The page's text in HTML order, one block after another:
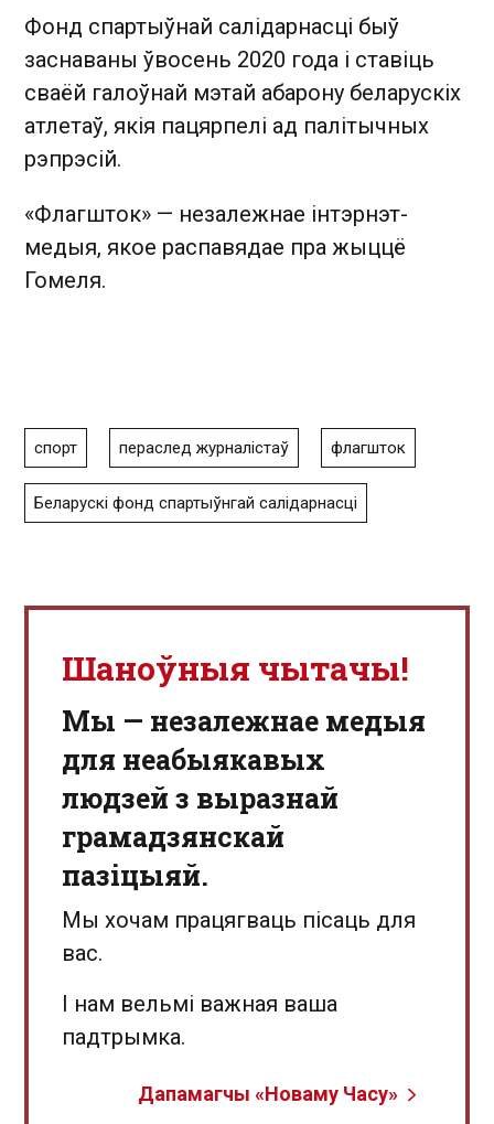
Фонд спартыўнай салідарнасці быў
заснаваны ўвосень 2020 года і ставіць
сваёй галоўнай мэтай абарону беларускіх
атлетаў, якія пацярпелі ад палітычных
рэпрэсій.
«Флагшток» — незалежнае інтэрнэт-
медыя, якое распавядае пра жыццё
Гомеля.
спорт пераслед журналістаў флагшток
Беларускі фонд спартыўнгай салідарнасці
Шаноўныя чытачы!
Мы — незалежнае медыя
для неабыякавых
людзей з выразнай
грамадзянскай
пазіцыяй.
Мы хочам працягваць пісаць для
вас.
І нам вельмі важная ваша
падтрымка.
Дапамагчы «Новаму Часу»